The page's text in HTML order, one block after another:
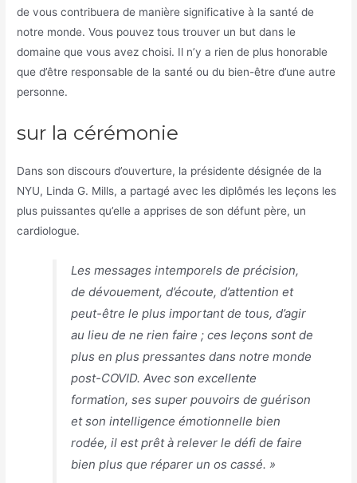
de vous contribuera de manière significative à la santé de
notre monde. Vous pouvez tous trouver un but dans le
domaine que vous avez choisi. Il n’y a rien de plus honorable
que d’être responsable de la santé ou du bien-être d’une autre
personne.
sur la cérémonie
Dans son discours d’ouverture, la présidente désignée de la
NYU, Linda G. Mills, a partagé avec les diplômés les leçons les
plus puissantes qu’elle a apprises de son défunt père, un
cardiologue.
Les messages intemporels de précision,
de dévouement, d’écoute, d’attention et
peut-être le plus important de tous, d’agir
au lieu de ne rien faire ; ces leçons sont de
plus en plus pressantes dans notre monde
post-COVID. Avec son excellente
formation, ses super pouvoirs de guérison
et son intelligence émotionnelle bien
rodée, il est prêt à relever le défi de faire
bien plus que réparer un os cassé. »